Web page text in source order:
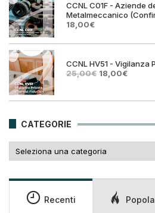
CCNL C01F - Aziende
Metalmeccanico
Il
originale
25,00€.
18,00€Il
attuale
18,00€.
CCNL HV51 - Vigilanza
25,00€ Il
era:
18,00€Il
è:
CATEGORIE
Recenti